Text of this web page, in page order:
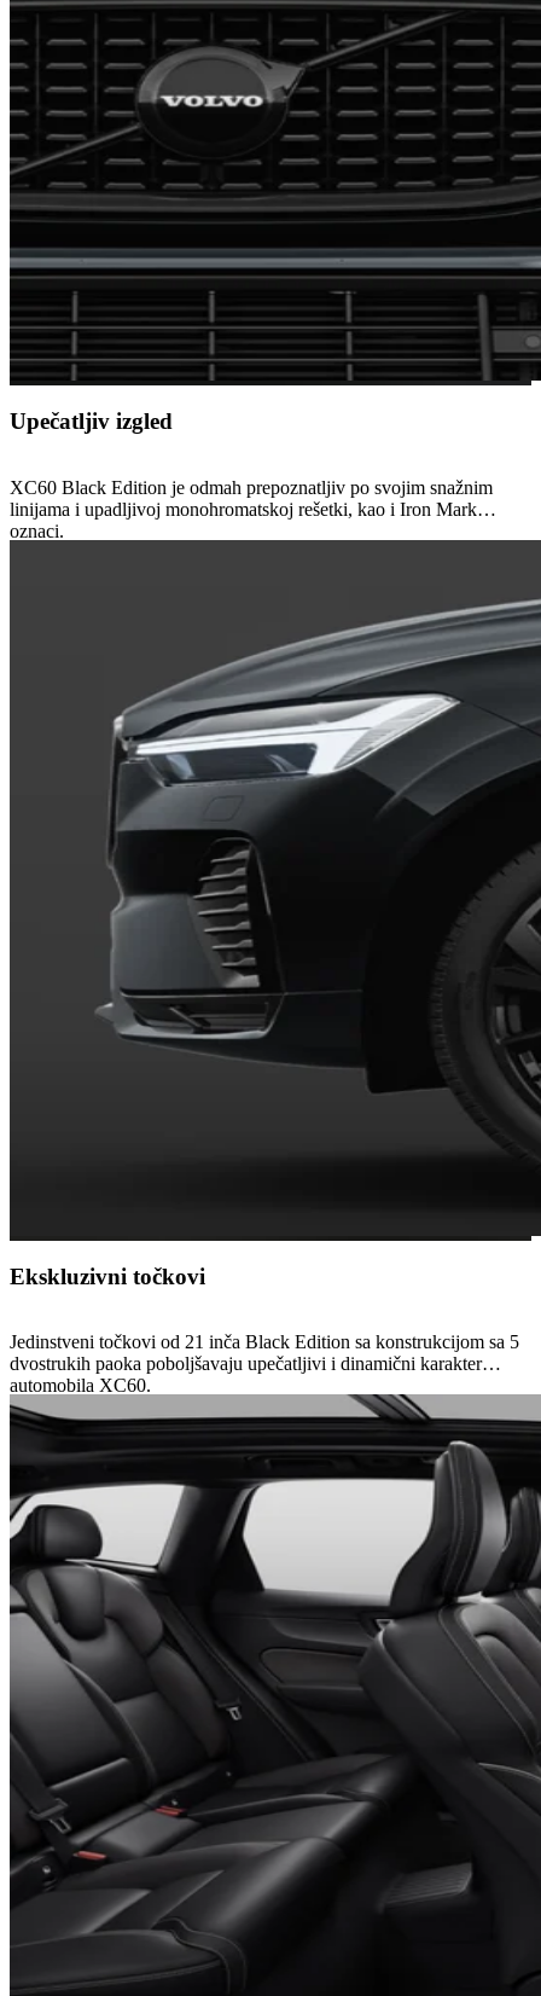
Upečatljiv izgled
XC60 Black Edition je odmah prepoznatljiv po svojim snažnim
linijama i upadljivoj monohromatskoj rešetki, kao i Iron Mark
oznaci.
Ekskluzivni točkovi
Jedinstveni točkovi od 21 inča Black Edition sa konstrukcijom sa 5
dvostrukih paoka poboljšavaju upečatljivi i dinamični karakter
automobila XC60.